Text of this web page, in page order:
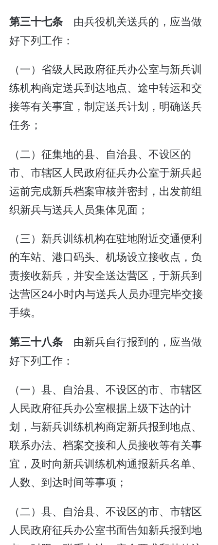
第三十七条 由兵役机关送兵的，应当做
好下列工作：
（一）省级人民政府征兵办公室与新兵训
练机构商定送兵到达地点、途中转运和交
接等有关事宜，制定送兵计划，明确送兵
任务；
（二）征集地的县、自治县、不设区的
市、市辖区人民政府征兵办公室于新兵起
运前完成新兵档案审核并密封，出发前组
织新兵与送兵人员集体见面；
（三）新兵训练机构在驻地附近交通便利
的车站、港口码头、机场设立接收点，负
责接收新兵，并安全送达营区，于新兵到
达营区24小时内与送兵人员办理完毕交接
手续。
第三十八条 由新兵自行报到的，应当做
好下列工作：
（一）县、自治县、不设区的市、市辖区
人民政府征兵办公室根据上级下达的计
划，与新兵训练机构商定新兵报到地点、
联系办法、档案交接和人员接收等有关事
宜，及时向新兵训练机构通报新兵名单、
人数、到达时间等事项；
（二）县、自治县、不设区的市、市辖区
人民政府征兵办公室书面告知新兵报到地